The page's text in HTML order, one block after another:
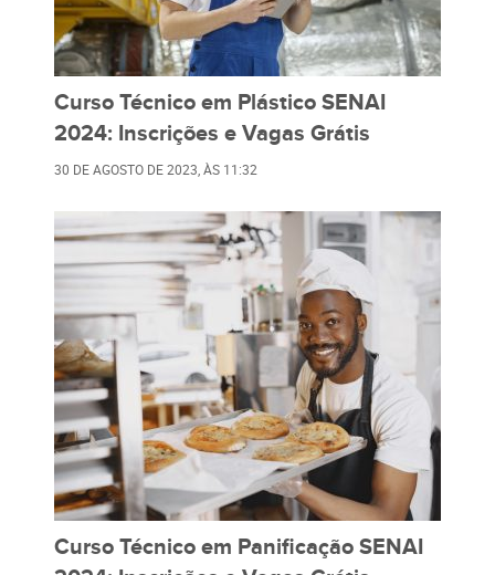
Curso Técnico em Plástico SENAI
2024: Inscrições e Vagas Grátis
30 DE AGOSTO DE 2023, ÀS 11:32
Curso Técnico em Panificação SENAI